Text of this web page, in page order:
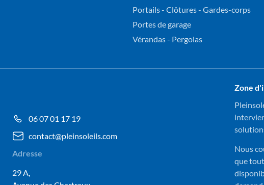
Portails - Clôtures - Gardes-corps
Portes de garage
Vérandas - Pergolas
06 07 01 17 19
contact@pleinsoleils.com
Adresse
29 A,
Zone
Nous
que